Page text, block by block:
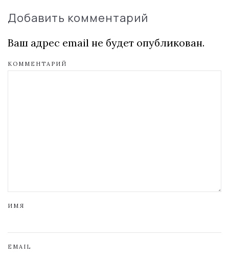
Добавить комментарий
Ваш адрес email не будет опубликован.
КОММЕНТАРИЙ
ИМЯ
EMAIL